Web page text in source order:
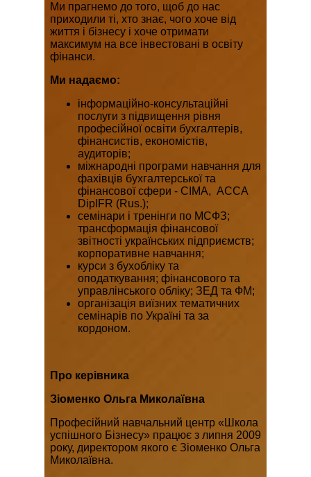
Ми прагнемо до того, щоб до нас
приходили ті, хто знає, чого хоче від
життя і бізнесу і хоче отримати
максимум на все інвестовані в освіту
фінанси.
Ми надаємо:
інформаційно-консультаційні
послуги з підвищення рівня
професійної освіти бухгалтерів,
фінансистів, економістів,
аудиторів;
міжнародні програми навчання для
фахівців бухгалтерської та
фінансової сфери - СІМА, ACCA
DipIFR (Rus.);
семінари і тренінги по МСФЗ;
трансформація фінансової
звітності українських підприємств;
корпоративне навчання;
курси з бухобліку та
оподаткування; фінансового та
управлінського обліку; ЗЕД та ФМ;
організація виїзних тематичних
семінарів по Україні та за
кордоном.
Про керівника
Зіоменко Ольга Миколаївна
Професійний навчальний центр «Школа
успішного Бізнесу» працює з липня 2009
року, директором якого є Зіоменко Ольга
Миколаївна.